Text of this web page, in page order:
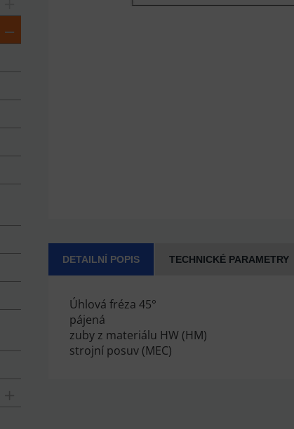
DETAILNÍ POPIS TECHNICKÉ PARAMETRY
Úhlová fréza 45°
pájená
zuby z materiálu HW (HM)
strojní posuv (MEC)